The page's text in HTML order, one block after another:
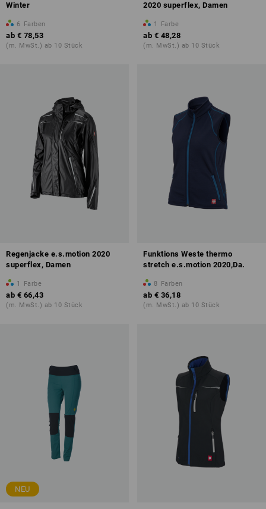
Winter
6 Farben
ab € 78,53
(m. MwSt.) ab 10 Stück
2020 superflex, Damen
1 Farbe
ab € 48,28
(m. MwSt.) ab 10 Stück
Regenjacke e.s.motion 2020
superflex, Damen
1 Farbe
ab € 66,43
(m. MwSt.) ab 10 Stück
Funktions Weste thermo
stretch e.s.motion 2020,Da.
8 Farben
ab € 36,18
(m. MwSt.) ab 10 Stück
NEU